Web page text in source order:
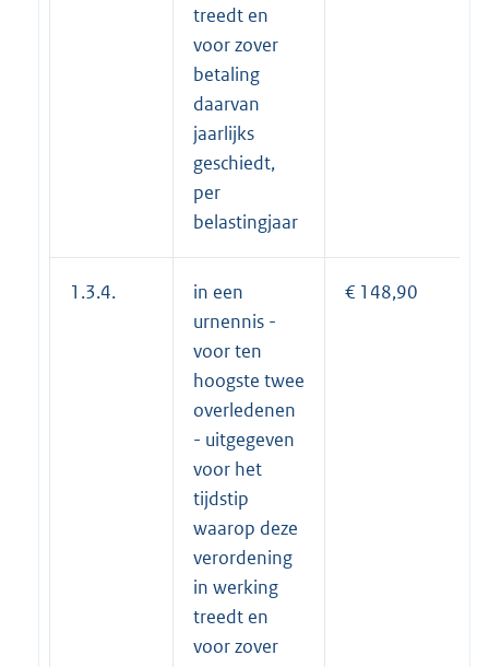
treedt en
voor zover
betaling
daarvan
jaarlijks
geschiedt,
per
belastingjaar
1.3.4.
in een
urnennis -
voor ten
hoogste twee
overledenen
- uitgegeven
voor het
tijdstip
waarop deze
verordening
in werking
treedt en
voor zover
€ 148,90